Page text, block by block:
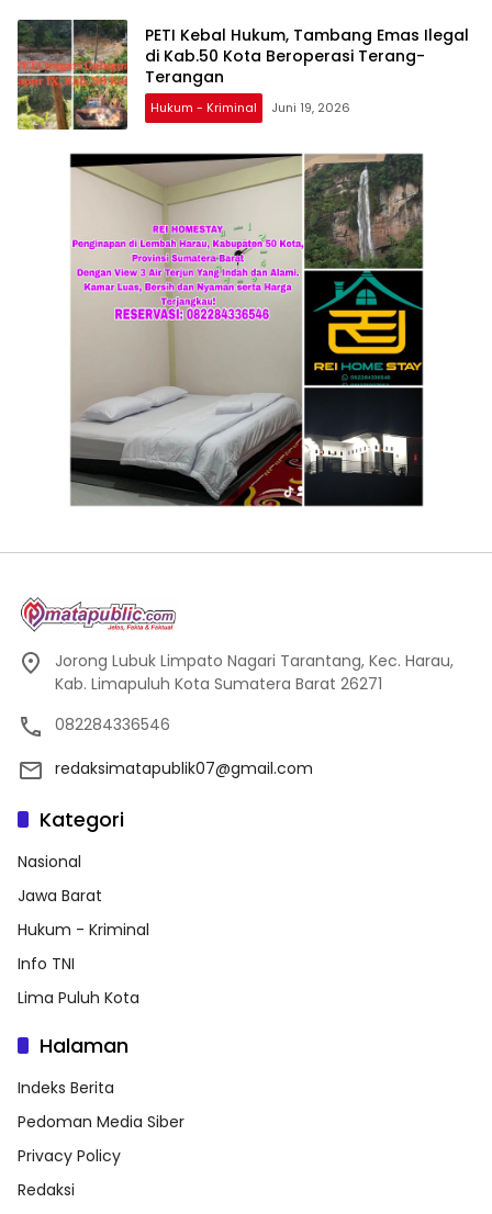
PETI Kebal Hukum, Tambang Emas Ilegal
di Kab.50 Kota Beroperasi Terang-
Terangan
Hukum - Kriminal Juni 19, 2026
Jorong Lubuk Limpato Nagari Tarantang, Kec. Harau,
Kab. Limapuluh Kota Sumatera Barat 26271
082284336546
redaksimatapublik07@gmail.com
Kategori
Nasional
Jawa Barat
Hukum - Kriminal
Info TNI
Lima Puluh Kota
Halaman
Indeks Berita
Pedoman Media Siber
Privacy Policy
Redaksi